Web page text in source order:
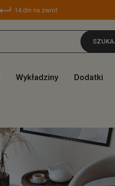
14 dni na zwrot
Wykładziny Dodatki